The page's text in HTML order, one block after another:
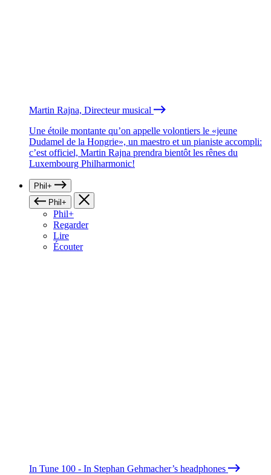
Martin Rajna, Directeur musical
Une étoile montante qu’on appelle volontiers le «jeune
Dudamel de la Hongrie», un maestro et un pianiste accompli:
c’est officiel, Martin Rajna prendra bientôt les rênes du
Luxembourg Philharmonic!
Phil+
Phil+
Phil+
Regarder
Lire
Écouter
In Tune 100 - In Stephan Gehmacher’s headphones